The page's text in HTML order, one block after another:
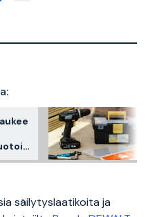
säilytyslaatikoita ja